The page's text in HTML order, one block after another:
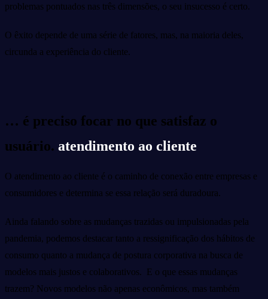
problemas pontuados nas três dimensões, o seu insucesso é certo.
O êxito depende de uma série de fatores, mas, na maioria deles,
circunda a experiência do cliente.
… é preciso focar no que satisfaz o
usuário. atendimento ao cliente
O atendimento ao cliente é o caminho de conexão entre empresas e
consumidores e determina se essa relação será duradoura.
Ainda falando sobre as mudanças trazidas ou impulsionadas pela
pandemia, podemos destacar tanto a ressignificação dos hábitos de
consumo quanto a mudança de postura corporativa na busca de
modelos mais justos e colaborativos. E o que essas mudanças
trazem? Novos modelos não apenas econômicos, mas também